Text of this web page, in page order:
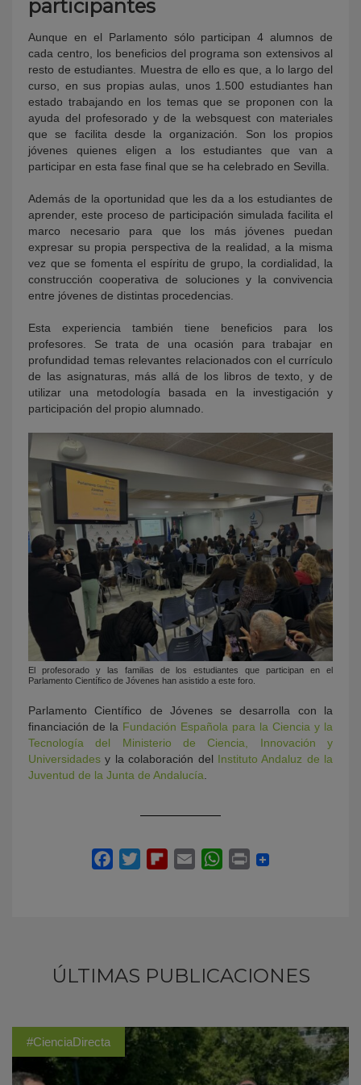
participantes
Aunque en el Parlamento sólo participan 4 alumnos de
cada centro, los beneficios del programa son extensivos al
resto de estudiantes. Muestra de ello es que, a lo largo del
curso, en sus propias aulas, unos 1.500 estudiantes han
estado trabajando en los temas que se proponen con la
ayuda del profesorado y de la websquest con materiales
que se facilita desde la organización. Son los propios
jóvenes quienes eligen a los estudiantes que van a
participar en esta fase final que se ha celebrado en Sevilla.
Además de la oportunidad que les da a los estudiantes de
aprender, este proceso de participación simulada facilita el
marco necesario para que los más jóvenes puedan
expresar su propia perspectiva de la realidad, a la misma
vez que se fomenta el espíritu de grupo, la cordialidad, la
construcción cooperativa de soluciones y la convivencia
entre jóvenes de distintas procedencias.
Esta experiencia también tiene beneficios para los
profesores. Se trata de una ocasión para trabajar en
profundidad temas relevantes relacionados con el currículo
de las asignaturas, más allá de los libros de texto, y de
utilizar una metodología basada en la investigación y
participación del propio alumnado.
El profesorado y las familias de los estudiantes que participan en el
Parlamento Científico de Jóvenes han asistido a este foro.
Parlamento Científico de Jóvenes se desarrolla con la
financiación de la Fundación Española para la Ciencia y la
Tecnología del Ministerio de Ciencia, Innovación y
Universidades y la colaboración del Instituto Andaluz de la
Juventud de la Junta de Andalucía.
ÚLTIMAS PUBLICACIONES
#CienciaDirecta